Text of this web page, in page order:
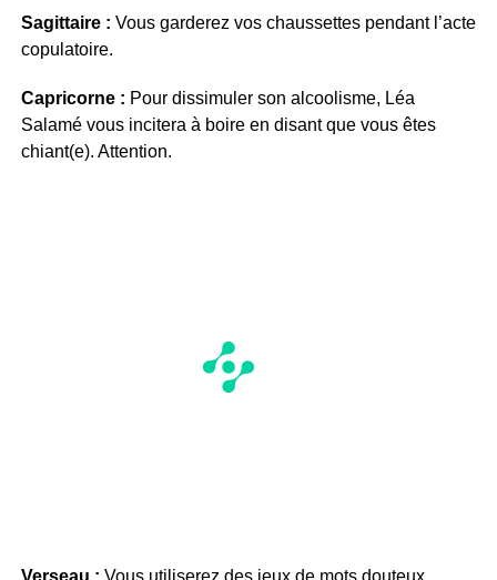
Sagittaire : Vous garderez vos chaussettes pendant l’acte
copulatoire.
Capricorne : Pour dissimuler son alcoolisme, Léa
Salamé vous incitera à boire en disant que vous êtes
chiant(e). Attention.
Verseau : Vous utiliserez des jeux de mots douteux